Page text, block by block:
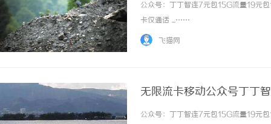
公众号：丁丁智连7元包15G流量19元
卡仅通话 ...……
飞猫网
无限流卡移动公众号丁丁
公众号：丁丁智连7元包15G流量19元